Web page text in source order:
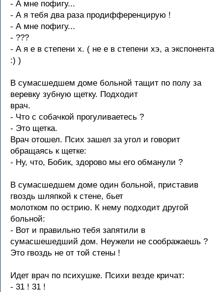
- А мне пофигу...
- А я тебя два раза продифференцирую !
- А мне пофигу...
- ???
- А я е в степени x. ( не е в степени хэ, а экспонента
:) )
В сумасшедшем доме больной тащит по полу за
веревку зубную щетку. Подходит
врач.
- Что с собачкой прогуливаетесь ?
- Это щетка.
Врач отошел. Псих зашел за угол и говорит
обращаясь к щетке:
- Ну, что, Бобик, здорово мы его обманули ?
В сумасшедшем доме один больной, приставив
гвоздь шляпкой к стене, бьет
молотком по острию. К нему подходит другой
больной:
- Вот и правильно тебя запятили в
сумасшешедший дом. Неужели не соображаешь ?
Это гвоздь не от той стены !
Идет врач по психушке. Психи везде кричат:
- 31 ! 31 !